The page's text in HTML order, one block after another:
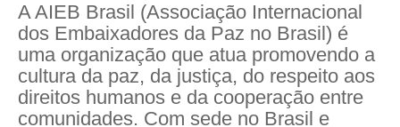
A AIEB Brasil (Associação Internacional
dos Embaixadores da Paz no Brasil) é
uma organização que atua promovendo a
cultura da paz, da justiça, do respeito aos
direitos humanos e da cooperação entre
comunidades. Com sede no Brasil e